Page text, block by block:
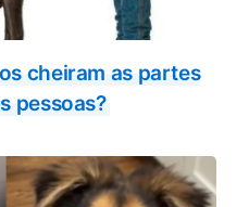
cheiram as partes
pessoas?